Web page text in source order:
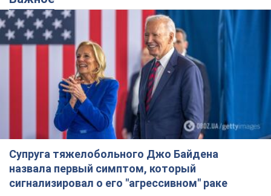
Супруга тяжелобольного Джо Байдена
назвала первый симптом, который
сигнализировал о его "агрессивном" раке